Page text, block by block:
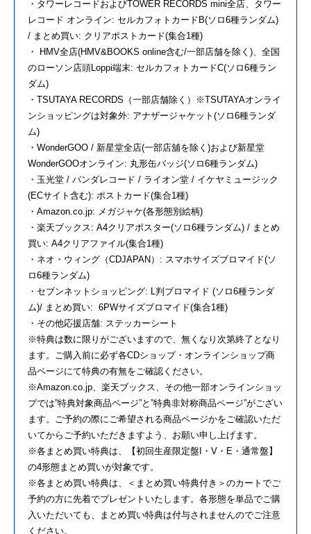
・タワーレコードおよびTOWER RECORDS mini全店、タワー
レコード オンライン: セルカフォトカードB(ソロ6種ランダム)
/ まとめ買い: クリアポストカード(集合1種)
・ HMV全店(HMV&BOOKS online含む/一部店舗を除く)、全国
のローソン店頭Loppi端末: セルカフォトカードC(ソロ6種ラン
ダム)
・TSUTAYA RECORDS（一部店舗除く）※TSUTAYAオンライ
ンショッピングは対象外: アナザージャケット(ソロ6種ランダ
ム)
・WonderGOO / 新星堂全店(一部店舖を除く)および新星堂
WonderGOOオンライン: 丸形缶バッジ(ソロ6種ランダム)
・玉光堂 / バンダレコード / ライオン堂 / イケヤミュージック
(ECサイト含む): ポストカード(集合1種)
・Amazon.co.jp: メガジャケ(各形態別絵柄)
・楽天ブックス: A4クリアポスター(ソロ6種ランダム) / まとめ
買い: A4クリアファイル(集合1種)
・ネオ・ウィング（CDJAPAN）: スマホサイズブロマイド(ソ
ロ6種ランダム)
・セブンネットショッピング: L判ブロマイド (ソロ6種ランダ
ム)/ まとめ買い: 6PWサイズブロマイド(集合1種)
・その他応援店舗: ステッカーシート
※特典は数に限りがございますので、無くなり次第終了となり
ます。ご購入前に必ず各CDショップ・オンラインショップ商
品ページにて特典の有無をご確認ください。
※Amazon.co.jp、楽天ブックス、その他一部オンラインショッ
プでは”特典対象商品ページ”と”特典非対称商品ページ”がござい
ます。ご予約の際にご希望される商品ページかをご確認いただ
いてからご予約いただきますよう、お願い申し上げます。
※各まとめ買い特典は、【初回生産限定盤I・V・E・通常盤】
の4形態まとめ買いが対象です。
※各まとめ買い特典は、＜まとめ買い特典付き＞のカートでご
予約の方に先着でプレゼントいたします。各形態を単品でご購
入いただいても、まとめ買い特典は付与されませんのでご注意
ください。